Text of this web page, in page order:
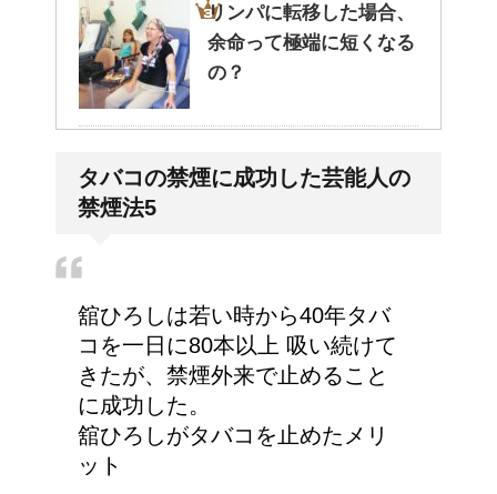
リンパに転移した場合、
余命って極端に短くなる
の？
気管支はどうなるの？
大学の成績の評価での
『優』の位置づけは？
今月はピンチかも?!給料
タバコの禁煙に成功した芸能人の
禁煙法5
舘ひろしは若い時から40年タバ
コを一日に80本以上 吸い続けて
きたが、禁煙外来で止めること
に成功した。
舘ひろしがタバコを止めたメリ
ット